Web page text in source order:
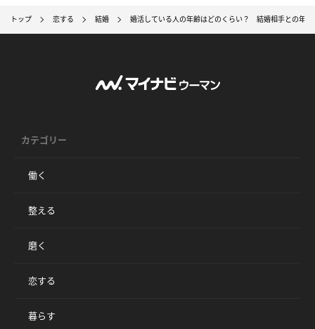
トップ 恋する 結婚 婚活している人の年齢はどのくらい？ 結婚相手との年齢
カテゴリー
働く
整える
磨く
恋する
暮らす